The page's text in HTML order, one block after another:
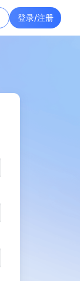
登录/注册